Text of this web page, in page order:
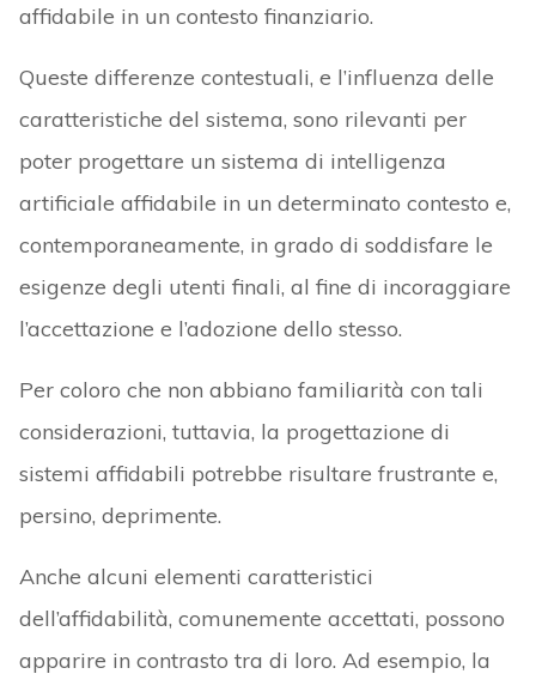
affidabile in un contesto finanziario.
Queste differenze contestuali, e l’influenza delle
caratteristiche del sistema, sono rilevanti per
poter progettare un sistema di intelligenza
artificiale affidabile in un determinato contesto e,
contemporaneamente, in grado di soddisfare le
esigenze degli utenti finali, al fine di incoraggiare
l’accettazione e l’adozione dello stesso.
Per coloro che non abbiano familiarità con tali
considerazioni, tuttavia, la progettazione di
sistemi affidabili potrebbe risultare frustrante e,
persino, deprimente.
Anche alcuni elementi caratteristici
dell’affidabilità, comunemente accettati, possono
apparire in contrasto tra di loro. Ad esempio, la